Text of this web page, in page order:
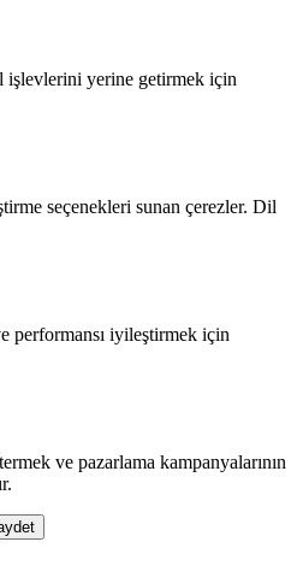
işlevlerini yerine getirmek için
seçenekleri sunan çerezler. Dil
performansı iyileştirmek için
ve pazarlama kampanyalarının